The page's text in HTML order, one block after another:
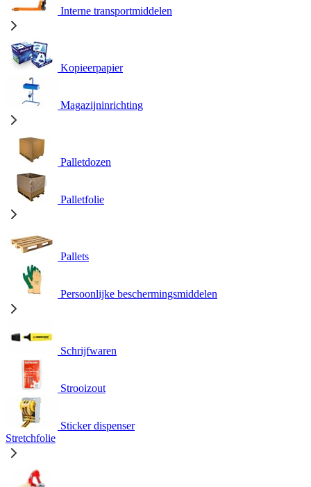
Interne transportmiddelen
Kopieerpapier
Magazijninrichting
Palletdozen
Palletfolie
Pallets
Persoonlijke beschermingsmiddelen
Schrijfwaren
Strooizout
Sticker dispenser
Stretchfolie